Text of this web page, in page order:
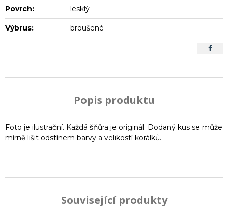
Povrch: lesklý
Výbrus: broušené
Popis produktu
Foto je ilustrační. Každá šňůra je originál. Dodaný kus se může
mírně lišit odstínem barvy a velikostí korálků.
Související produkty